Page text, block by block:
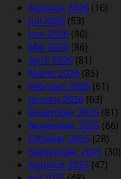
Agustus 2026 (16)
Juli 2026 (53)
Juni 2026 (80)
Mei 2026 (86)
April 2026 (81)
Maret 2026 (85)
Februari 2026 (61)
Januari 2026 (63)
Desember 2025 (81)
November 2025 (66)
Oktober 2025 (28)
September 2025 (30)
Agustus 2025 (47)